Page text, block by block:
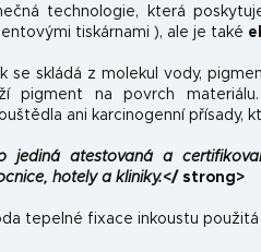
technologie, která
tiskárnami ), ale je také
se skládá z molekul vody,
pigment na povrch
ani karcinogenní přísady,
jediná atestovaná a
hotely a kliniky.</ strong>
tepelné fixace inkoustu